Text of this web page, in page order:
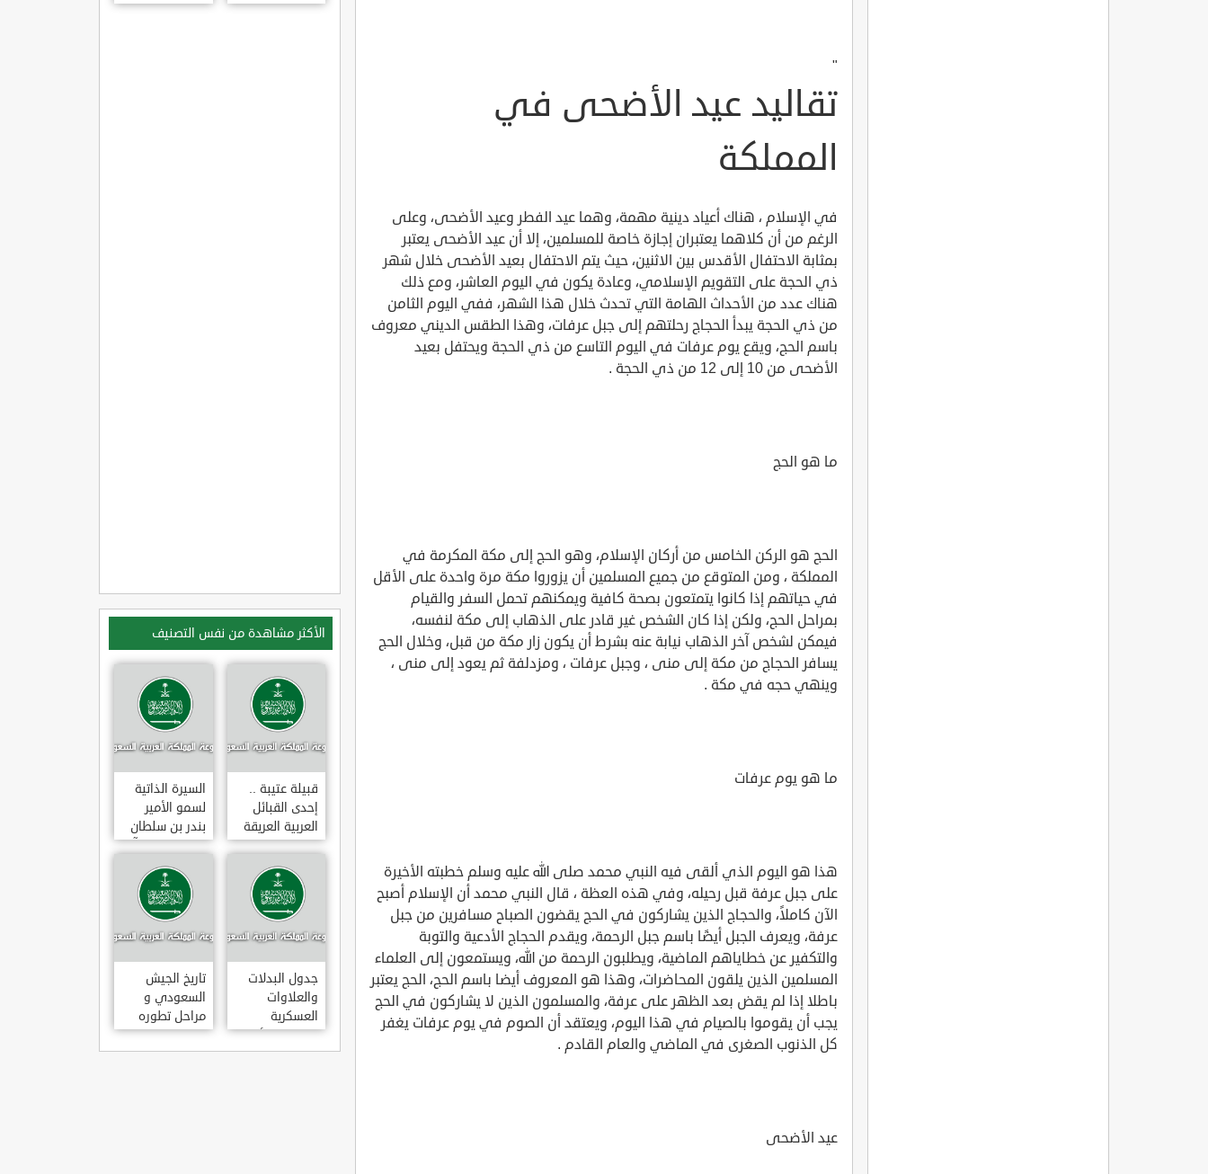
"
تقاليد عيد الأضحى في
المملكة
في الإسلام ، هناك أعياد دينية مهمة، وهما عيد الفطر وعيد الأضحى، وعلى
الرغم من أن كلاهما يعتبران إجازة خاصة للمسلمين، إلا أن عيد الأضحى يعتبر
بمثابة الاحتفال الأقدس بين الاثنين، حيث يتم الاحتفال بعيد الأضحى خلال شهر
ذي الحجة على التقويم الإسلامي، وعادة يكون في اليوم العاشر، ومع ذلك
هناك عدد من الأحداث الهامة التي تحدث خلال هذا الشهر، ففي اليوم الثامن
من ذي الحجة يبدأ الحجاج رحلتهم إلى جبل عرفات، وهذا الطقس الديني معروف
باسم الحج، ويقع يوم عرفات في اليوم التاسع من ذي الحجة ويحتفل بعيد
الأضحى من 10 إلى 12 من ذي الحجة .
ما هو الحج
الحج هو الركن الخامس من أركان الإسلام، وهو الحج إلى مكة المكرمة في
المملكة ، ومن المتوقع من جميع المسلمين أن يزوروا مكة مرة واحدة على الأقل
في حياتهم إذا كانوا يتمتعون بصحة كافية ويمكنهم تحمل السفر والقيام
بمراحل الحج، ولكن إذا كان الشخص غير قادر على الذهاب إلى مكة لنفسه،
فيمكن لشخص آخر الذهاب نيابة عنه بشرط أن يكون زار مكة من قبل، وخلال الحج
يسافر الحجاج من مكة إلى منى ، وجبل عرفات ، ومزدلفة ثم يعود إلى منى ،
وينهي حجه في مكة .
ما هو يوم عرفات
هذا هو اليوم الذي ألقى فيه النبي محمد صلى الله عليه وسلم خطبته الأخيرة
على جبل عرفة قبل رحيله، وفي هذه العظة ، قال النبي محمد أن الإسلام أصبح
الآن كاملاً، والحجاج الذين يشاركون في الحج يقضون الصباح مسافرين من جبل
عرفة، ويعرف الجبل أيضًا باسم جبل الرحمة، ويقدم الحجاج الأدعية والتوبة
والتكفير عن خطاياهم الماضية، ويطلبون الرحمة من الله، ويستمعون إلى العلماء
المسلمين الذين يلقون المحاضرات، وهذا هو المعروف أيضا باسم الحج، الحج يعتبر
باطلا إذا لم يقض بعد الظهر على عرفة، والمسلمون الذين لا يشاركون في الحج
يجب أن يقوموا بالصيام في هذا اليوم، ويعتقد أن الصوم في يوم عرفات يغفر
كل الذنوب الصغرى في الماضي والعام القادم .
عيد الأضحى
الأكثر مشاهدة من نفس التصنيف
قبيلة عتيبة ..
إحدى القبائل
العربية العريقة
السيرة الذاتية
لسمو الأمير
بندر بن سلطان
بن عبد العزيز آل
سعود
جدول البدلات
والعلاوات
العسكرية
للضباط والأفراد
تاريخ الجيش
السعودي و
مراحل تطوره